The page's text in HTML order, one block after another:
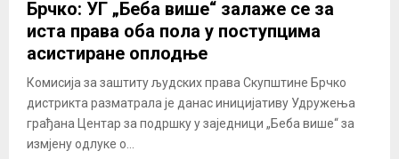
Брчко: УГ „Беба више“ залаже се за
иста права оба пола у поступцима
асистиране оплодње
Комисија за заштиту људских права Скупштине Брчко
дистрикта разматрала је данас иницијативу Удружења
грађана Центар за подршку у заједници „Беба више“ за
измјену одлуке о...